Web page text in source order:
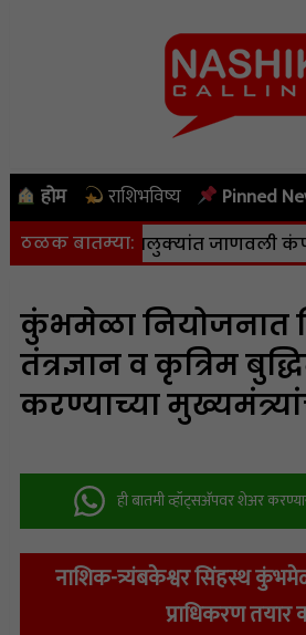
होम राशिभविष्य Pinned
ठळक बातम्या:
तालुक्यांत जाणवली कंपने, कोणतीही
कुंभमेळा नियोजनात
तंत्रज्ञान व कृत्रिम
करण्याच्या
ही बातमी व्हॉट्सअ‍ॅपवर शेअर
नाशिक-त्र्यंबकेश्वर सिंहस्थ
प्राधिकरण तयार